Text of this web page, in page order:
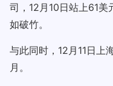
司，12月10日站上61
如破竹。
与此同时，12月11日
月。